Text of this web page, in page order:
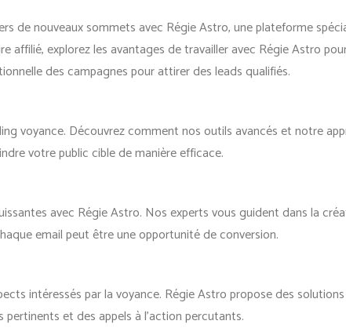
de nouveaux sommets avec Régie Astro, une plateforme
explorez les avantages de travailler avec Régie Astro
des campagnes pour attirer des leads qualifiés.
voyance. Découvrez comment nos outils avancés et notre
votre public cible de manière efficace.
avec Régie Astro. Nos experts vous guident dans la
email peut être une opportunité de conversion.
intéressés par la voyance. Régie Astro propose des
et des appels à l’action percutants.